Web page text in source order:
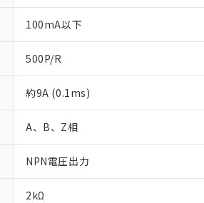
100mA以下
500P/R
約9A (0.1ms)
A、B、Z相
NPN電圧出力
2kΩ